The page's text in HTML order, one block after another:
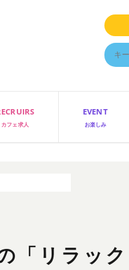
カフェ求人
EVENT
お楽しみ
「リラック